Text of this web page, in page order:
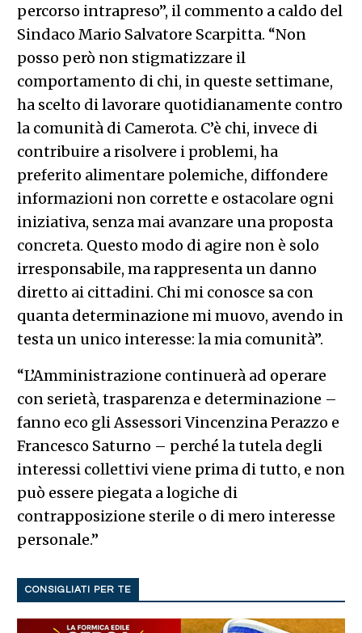
percorso intrapreso”, il commento a caldo del
Sindaco Mario Salvatore Scarpitta. “Non
posso però non stigmatizzare il
comportamento di chi, in queste settimane,
ha scelto di lavorare quotidianamente contro
la comunità di Camerota. C’è chi, invece di
contribuire a risolvere i problemi, ha
preferito alimentare polemiche, diffondere
informazioni non corrette e ostacolare ogni
iniziativa, senza mai avanzare una proposta
concreta. Questo modo di agire non è solo
irresponsabile, ma rappresenta un danno
diretto ai cittadini. Chi mi conosce sa con
quanta determinazione mi muovo, avendo in
testa un unico interesse: la mia comunità”.
“L’Amministrazione continuerà ad operare
con serietà, trasparenza e determinazione –
fanno eco gli Assessori Vincenzina Perazzo e
Francesco Saturno – perché la tutela degli
interessi collettivi viene prima di tutto, e non
può essere piegata a logiche di
contrapposizione sterile o di mero interesse
personale.”
CONSIGLIATI PER TE